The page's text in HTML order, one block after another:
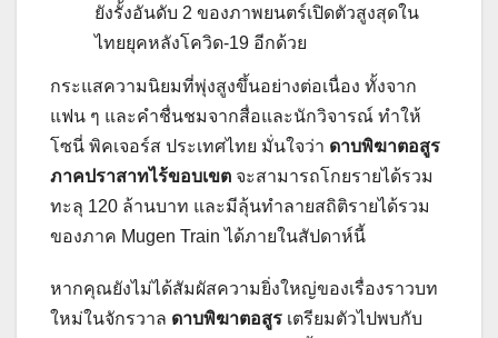
ยังรั้งอันดับ 2 ของภาพยนตร์เปิดตัวสูงสุดใน
ไทยยุคหลังโควิด-19 อีกด้วย
กระแสความนิยมที่พุ่งสูงขึ้นอย่างต่อเนื่อง ทั้งจาก
แฟน ๆ และคำชื่นชมจากสื่อและนักวิจารณ์ ทำให้
โซนี่ พิคเจอร์ส ประเทศไทย มั่นใจว่า ดาบพิฆาตอสูร
ภาคปราสาทไร้ขอบเขต จะสามารถโกยรายได้รวม
ทะลุ 120 ล้านบาท และมีลุ้นทำลายสถิติรายได้รวม
ของภาค Mugen Train ได้ภายในสัปดาห์นี้
หากคุณยังไม่ได้สัมผัสความยิ่งใหญ่ของเรื่องราวบท
ใหม่ในจักรวาล ดาบพิฆาตอสูร เตรียมตัวไปพบกับ